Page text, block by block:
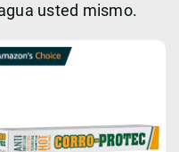
usted mismo.